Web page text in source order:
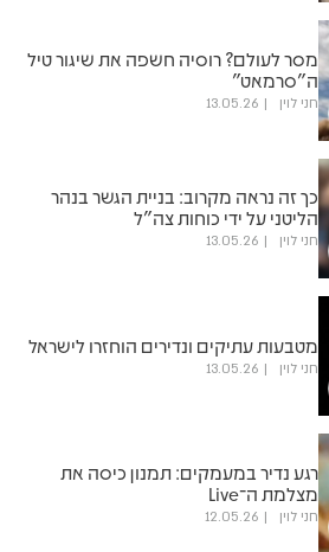
מסר לעולם? רוסיה חשפה את שיגור טיל
ה"סרמאט"
חני לוין 13.05.26
כך זה נראה מקרוב: בניית הגשר בנהר
הליטני על ידי כוחות צה"ל
חני לוין 13.05.26
מטבעות עתיקים ונדירים הוחזרו לישראל
חני לוין 13.05.26
רגע נדיר במעמקים: תמנון כיסה את
מצלמת ה־Live
חני לוין 12.05.26